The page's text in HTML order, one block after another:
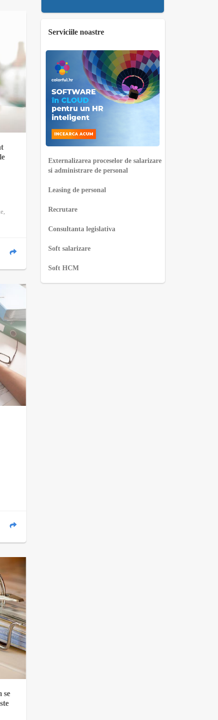
se
Serviciile noastre
Externalizarea proceselor de salarizare
si administrare de personal
Leasing de personal
Recrutare
Consultanta legislativa
Soft salarizare
Soft HCM